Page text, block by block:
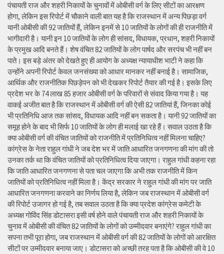
पंचायती राज और शहरी निकायों के चुनावों में ओबीसी वर्ग के लिए सीटों का आरक्षण
होगा, लेकिन इस रिपोर्ट में चौकाने वाली बात यह है कि राजस्थान में अन्य पिछड़ा वर्ग
यानी ओबीसी की 92 जातियों हैं, लेकिन इनमें से 10 जातियों के लोगों की ही राजनीति में
भागीदारी है। यानी इन 10 जातियों के लोग ही सांसद, विधायक, प्रधान, शहरी निकायों
के प्रमुख आदि बनते हैं। शेष वंचित 82 जातियों के लोग पार्षद और सरपंच भी नहीं बन
पाते। इस बड़े अंतर को देखते हुए ही आयोग के अध्यक्ष न्यायाधीश भाटी ने कहा कि
उन्होंने अपनी रिपोर्ट केवल जनसंख्या को आधार मानकर नहीं बनाई है। सामाजिक,
आर्थिक और राजनीतिक पिछड़ेपन को भी देखकर रिपोर्ट तैयार की गई है। इसके लिए
प्रदेश भर के 74 लाख 85 हजार ओबीसी वर्ग के परिवारों से संवाद किया गया है। यह
वाकई अजीत बात है कि राजस्थान में ओबीसी वर्ग की ऐसी 82 जातियां हैं, जिनका कोई
भी प्रतिनिधि आज तक सांसद, विधायक आदि नहीं बन सकता है। यानी 92 जातियों का
समूह होने के बाद भी सिर्फ 10 जातियों के लोग ही मलाई खा रहे हैं। सवाल उठता है कि
क्या ओबीसी वर्ग की वंचित जातियों को राजनीति में प्रतिनिधित्व नहीं मिलना चाहिए?
कांग्रेस के नेता राहुल गांधी ने जब देश भर में जाति आधारित जनगणना की मांग की तो
उनका तर्क था कि वंचित जातियों को प्रतिनिधित्व दिया जाएगा। राहुल गांधी कहना रहा
कि जाति आधारित जनगणना से पता चल जाएगा कि अभी तक राजनीति में किन
जातियों को प्रतिनिधित्व नहीं मिला है। केंद्र सरकार ने राहुल गांधी की मांग पर जाति
आधारित जनगणना करवाने का निर्णय लिया है, लेकिन जब राजस्थान में ओबीसी वर्ग
की रिपोर्ट उजागर हो गई है, तब सवाल उठता है कि क्या प्रदेश कांग्रेस कमेटी के
अध्यक्ष गोविंद सिंह डोटासरा इसी वर्ष होने वाले पंचायती राज और शहरी निकायों के
चुनाव में ओबीसी की वंचित 82 जातियों के लोगों को उम्मीदवार बनाएंगे? राहुल गांधी का
सपना तभी पूरा होगा, जब राजस्थान में ओबीसी वर्ग की 82 जातियों के लोगों को आरक्षित
सीटों पर उम्मीदवार बनाया जाए। डोटासरा को अच्छी तरह पता है कि ओबीसी की वे 10